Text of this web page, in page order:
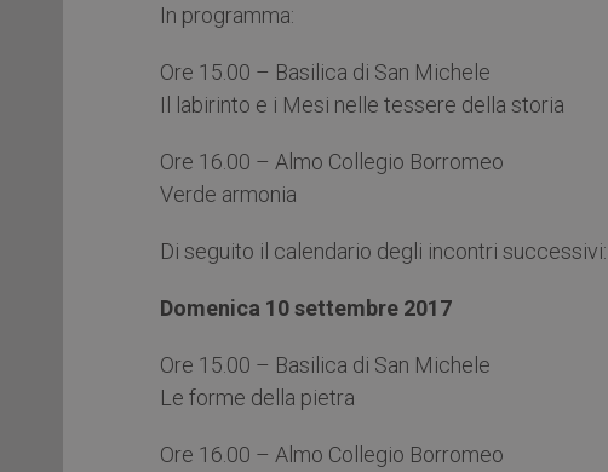
In programma:
Ore 15.00 – Basilica di San Michele
Il labirinto e i Mesi nelle tessere della storia
Ore 16.00 – Almo Collegio Borromeo
Verde armonia
Di seguito il calendario degli incontri successivi:
Domenica 10 settembre 2017
Ore 15.00 – Basilica di San Michele
Le forme della pietra
Ore 16.00 – Almo Collegio Borromeo